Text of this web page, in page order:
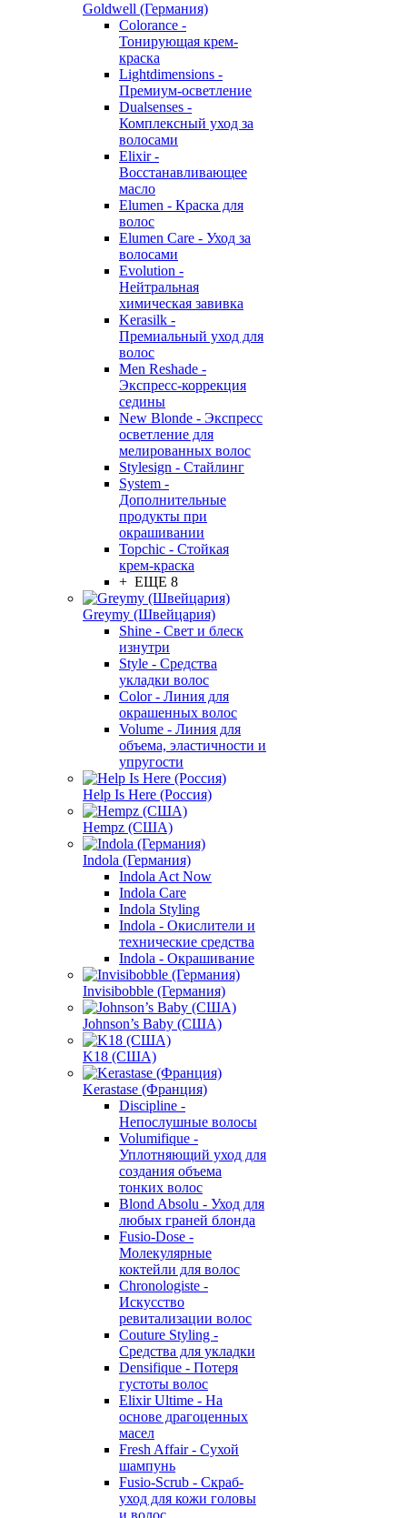
Goldwell (Германия)
Colorance -
Тонирующая крем-
краска
Lightdimensions -
Премиум-осветление
Dualsenses -
Комплексный уход за
волосами
Elixir -
Восстанавливающее
масло
Elumen - Краска для
волос
Elumen Care - Уход за
волосами
Evolution -
Нейтральная
химическая завивка
Kerasilk -
Премиальный уход для
волос
Men Reshade -
Экспресс-коррекция
седины
New Blonde - Экспресс
осветление для
мелированных волос
Stylesign - Стайлинг
System -
Дополнительные
продукты при
окрашивании
Topchic - Стойкая
крем-краска
+ ЕЩЕ 8
Greymy (Швейцария)
Shine - Свет и блеск
изнутри
Style - Средства
укладки волос
Color - Линия для
окрашенных волос
Volume - Линия для
объема, эластичности и
упругости
Help Is Here (Россия)
Hempz (США)
Indola (Германия)
Indola Act Now
Indola Care
Indola Styling
Indola - Окислители и
технические средства
Indola - Окрашивание
Invisibobble (Германия)
Johnson’s Baby (США)
K18 (США)
Kerastase (Франция)
Discipline -
Непослушные волосы
Volumifique -
Уплотняющий уход для
создания объема
тонких волос
Blond Absolu - Уход для
любых граней блонда
Fusio-Dose -
Молекулярные
коктейли для волос
Chronologiste -
Искусство
ревитализации волос
Couture Styling -
Средства для укладки
Densifique - Потеря
густоты волос
Elixir Ultime - На
основе драгоценных
масел
Fresh Affair - Сухой
шампунь
Fusio-Scrub - Скраб-
уход для кожи головы
и волос